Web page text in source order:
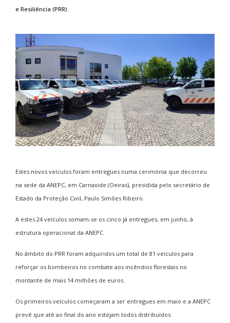
e Resiliência (PRR).
Estes novos veículos foram entregues numa cerimónia que decorreu
na sede da ANEPC, em Carnaxide (Oeiras), presidida pelo secretário de
Estado da Proteção Civil, Paulo Simões Ribeiro.
A estes 24 veículos somam-se os cinco já entregues, em junho, à
estrutura operacional da ANEPC.
No âmbito do PRR foram adquiridos um total de 81 veículos para
reforçar os bombeiros no combate aos incêndios florestais no
montante de mais 14 milhões de euros.
Os primeiros veículos começaram a ser entregues em maio e a ANEPC
prevê que até ao final do ano estejam todos distribuídos.